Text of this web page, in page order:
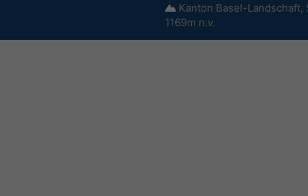
Kanton Basel-Landschaft,
1169m n.v.